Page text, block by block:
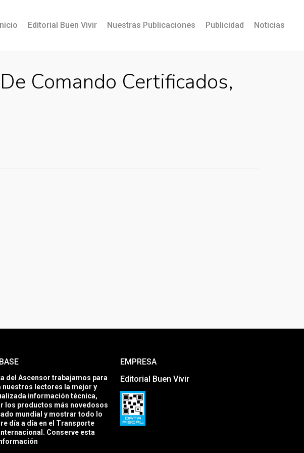
Editorial Buen Vivir Nuestras Publicaciones Publicidad Noticias
Comando Certificados,
del Ascensor trabajamos para
nuestros lectores la mejor y
información técnica,
los productos más novedosos
mundial y mostrar todo lo
día a día en el Transporte
Conserve esta
EMPRESA
Editorial Buen Vivir